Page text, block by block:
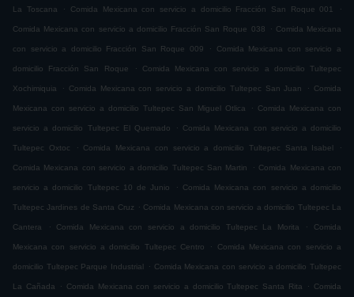
La Toscana . Comida Mexicana con servicio a domicilio Fracción San Roque 001 .
Comida Mexicana con servicio a domicilio Fracción San Roque 038 . Comida Mexicana
con servicio a domicilio Fracción San Roque 009 . Comida Mexicana con servicio a
domicilio Fracción San Roque . Comida Mexicana con servicio a domicilio Tultepec
Xochimiquia . Comida Mexicana con servicio a domicilio Tultepec San Juan . Comida
Mexicana con servicio a domicilio Tultepec San Miguel Otlica . Comida Mexicana con
servicio a domicilio Tultepec El Quemado . Comida Mexicana con servicio a domicilio
Tultepec Oxtoc . Comida Mexicana con servicio a domicilio Tultepec Santa Isabel .
Comida Mexicana con servicio a domicilio Tultepec San Martin . Comida Mexicana con
servicio a domicilio Tultepec 10 de Junio . Comida Mexicana con servicio a domicilio
Tultepec Jardines de Santa Cruz . Comida Mexicana con servicio a domicilio Tultepec La
Cantera . Comida Mexicana con servicio a domicilio Tultepec La Morita . Comida
Mexicana con servicio a domicilio Tultepec Centro . Comida Mexicana con servicio a
domicilio Tultepec Parque Industrial . Comida Mexicana con servicio a domicilio Tultepec
La Cañada . Comida Mexicana con servicio a domicilio Tultepec Santa Rita . Comida